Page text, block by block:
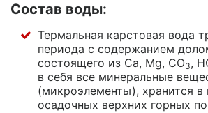
Состав воды:
Термальная карстовая вода
периода с содержанием
состоящего из Ca, Mg, CO3,
в себя все минеральные
(микроэлементы), хранится в
осадочных верхних горных